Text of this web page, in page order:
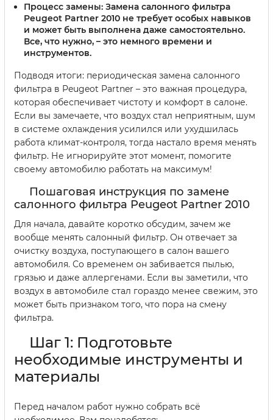
Процесс замены: Замена салонного фильтра
Peugeot Partner 2010 не требует особых навыков
и может быть выполнена даже самостоятельно.
Все, что нужно, – это немного времени и
инструментов.
Подводя итоги: периодическая замена салонного
фильтра в Peugeot Partner – это важная процедура,
которая обеспечивает чистоту и комфорт в салоне.
Если вы замечаете, что воздух стал неприятным, шум
в системе охлаждения усилился или ухудшилась
работа климат-контроля, тогда настало время менять
фильтр. Не игнорируйте этот момент, помогите
своему автомобилю работать на максимум!
Пошаговая инструкция по замене
салонного фильтра Peugeot Partner 2010
Для начала, давайте коротко обсудим, зачем же
вообще менять салонный фильтр. Он отвечает за
очистку воздуха, поступающего в салон вашего
автомобиля. Со временем он забивается пылью,
грязью и даже аллергенами. Если вы заметили, что
воздух в автомобиле стал гораздо менее свежим, это
может быть признаком того, что пора на смену
фильтра.
Шаг 1: Подготовьте
необходимые инструменты и
материалы
Перед началом работ нужно собрать всё